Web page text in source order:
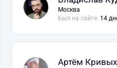
Москва
Был на сайте: 14
Артём Кривых